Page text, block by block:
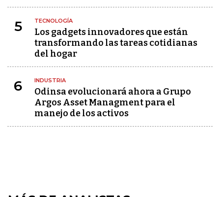
5 TECNOLOGÍA
Los gadgets innovadores que están
transformando las tareas cotidianas
del hogar
6 INDUSTRIA
Odinsa evolucionará ahora a Grupo
Argos Asset Managment para el
manejo de los activos